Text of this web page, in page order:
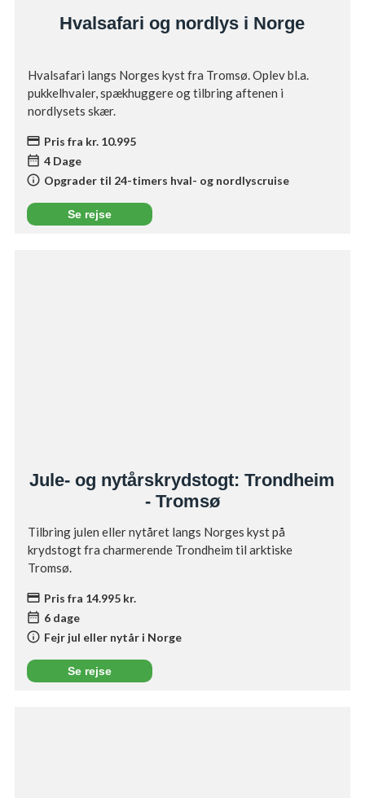
Hvalsafari og nordlys i Norge
Hvalsafari langs Norges kyst fra Tromsø. Oplev bl.a.
pukkelhvaler, spækhuggere og tilbring aftenen i
nordlysets skær.
credit_card Pris fra kr. 10.995
date_range 4 Dage
info Opgrader til 24-timers hval- og nordlyscruise
Se rejse
Jule- og nytårskrydstogt: Trondheim
- Tromsø
Tilbring julen eller nytåret langs Norges kyst på
krydstogt fra charmerende Trondheim til arktiske
Tromsø.
credit_card Pris fra 14.995 kr.
date_range 6 dage
info Fejr jul eller nytår i Norge
Se rejse